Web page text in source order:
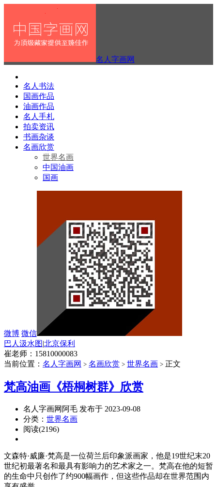
名人字画网
名人书法
国画作品
油画作品
名人手札
拍卖资讯
书画杂谈
名画欣赏
世界名画
中国油画
国画
微博 微信
巴人汲水图|北京保利
崔老师：15810000083
当前位置： 名人字画网 > 名画欣赏 > 世界名画 > 正文
梵高油画《梧桐树群》欣赏
名人字画网阿毛 发布于 2023-09-08
分类： 世界名画
阅读(2196)
文森特·威廉·梵高是一位荷兰后印象派画家，他是19世纪末20
世纪初最著名和最具有影响力的艺术家之一。梵高在他的短暂
的生命中只创作了约900幅画作，但这些作品却在世界范围内